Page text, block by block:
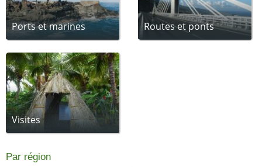
Ports et marines Routes et ponts
Visites
Par région